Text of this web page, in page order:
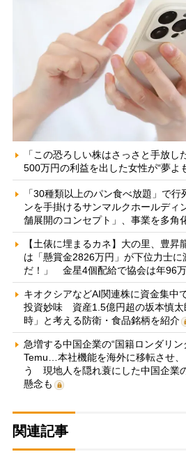
「この恐ろしい株はさっさと手放
500万円の利益を出した女性が“夢よ
「30種類以上のパン食べ放題」で
ンを手掛けるサンマルクホールデ
舗展開のコンセプト」、事業を多角
【土俵に埋まるカネ】大の里、豊
は「懸賞金2826万円」が下位力士
だ！」 金星4個配給で協会は年96
キオクシアなどAI関連株に資金集中
投資妙味 資産1.5億円超の坂本慎太
時」と考える防衛・食品銘柄を紹介
急増する中国企業の“国籍ロンダリ
Temu…本社機能を海外に移転させ
う 現地人を隠れ蓑にした中国企業
懸念も
関連記事